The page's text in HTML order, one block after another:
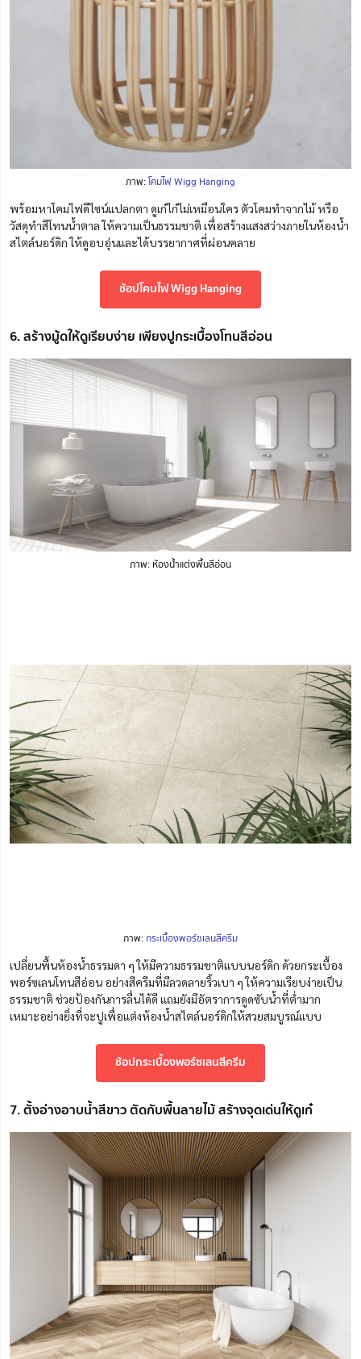
ภาพ:โคมไฟ Wigg Hanging
พร้อมหาโคมไฟดีไซน์แปลกตา ดูเก๋ไก๋ไม่เหมือนใคร ตัวโคมทำจากไม้ หรือ
วัสดุทำสีโทนน้ำตาล ให้ความเป็นธรรมชาติ เพื่อสร้างแสงสว่างภายในห้องน้ำ
สไตล์นอร์ดิก ให้ดูอบอุ่นและได้บรรยากาศที่ผ่อนคลาย
ช้อปโคมไฟ Wigg Hanging
6. สร้างมู้ดให้ดูเรียบง่าย เพียงปูกระเบื้องโทนสีอ่อน
ภาพ: ห้องน้ำแต่งพื้นสีอ่อน
ภาพ:กระเบื้องพอร์ซเลนสีครีม
เปลี่ยนพื้นห้องน้ำธรรมดา ๆ ให้มีความธรรมชาติแบบนอร์ดิก ด้วยกระเบื้อง
พอร์ซเลนโทนสีอ่อน อย่างสีครีมที่มีลวดลายริ้วเบา ๆ ให้ความเรียบง่ายเป็น
ธรรมชาติ ช่วยป้องกันการลื่นได้ดี แถมยังมีอัตราการดูดซับน้ำที่ต่ำมาก
เหมาะอย่างยิ่งที่จะปูเพื่อแต่งห้องน้ำสไตล์นอร์ดิกให้สวยสมบูรณ์แบบ
ช้อปกระเบื้องพอร์ซเลนสีครีม
7. ตั้งอ่างอาบน้ำสีขาว ตัดกับพื้นลายไม้ สร้างจุดเด่นให้ดูเก๋